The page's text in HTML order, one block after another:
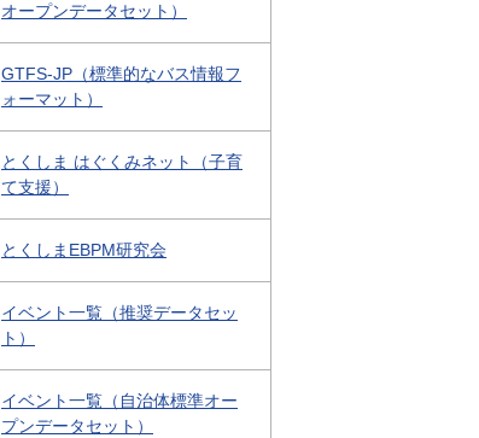
オープンデータセット）
GTFS-JP（標準的なバス情報フ
ォーマット）
とくしま はぐくみネット（子育
て支援）
とくしまEBPM研究会
イベント一覧（推奨データセッ
ト）
イベント一覧（自治体標準オー
プンデータセット）